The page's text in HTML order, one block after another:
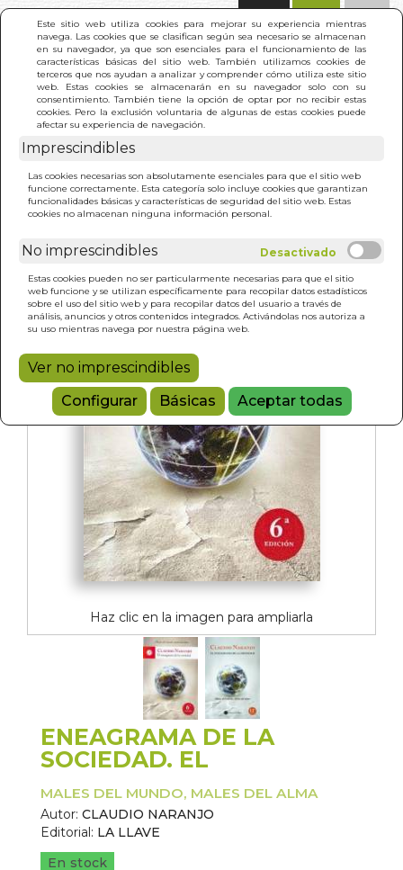
Este sitio web utiliza cookies para mejorar su experiencia mientras
navega. Las cookies que se clasifican según sea necesario se almacenan
en su navegador, ya que son esenciales para el funcionamiento de las
características básicas del sitio web. También utilizamos cookies de
terceros que nos ayudan a analizar y comprender cómo utiliza este sitio
web. Estas cookies se almacenarán en su navegador solo con su
consentimiento. También tiene la opción de optar por no recibir estas
cookies. Pero la exclusión voluntaria de algunas de estas cookies puede
afectar su experiencia de navegación.
Imprescindibles
Las cookies necesarias son absolutamente esenciales para que el sitio web
funcione correctamente. Esta categoría solo incluye cookies que garantizan
funcionalidades básicas y características de seguridad del sitio web. Estas
cookies no almacenan ninguna información personal.
No imprescindibles
Estas cookies pueden no ser particularmente necesarias para que el sitio
web funcione y se utilizan específicamente para recopilar datos estadísticos
sobre el uso del sitio web y para recopilar datos del usuario a través de
análisis, anuncios y otros contenidos integrados. Activándolas nos autoriza a
su uso mientras navega por nuestra página web.
Ver no imprescindibles
Configurar
Básicas Aceptar todas
INICIO >
Haz clic en la imagen para ampliarla
ENEAGRAMA DE LA
SOCIEDAD. EL
MALES DEL MUNDO, MALES DEL ALMA
Autor: CLAUDIO NARANJO
Editorial: LA LLAVE
En stock